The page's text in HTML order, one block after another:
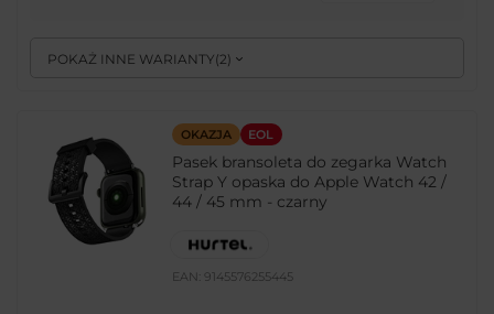
POKAŻ INNE WARIANTY(2)
OKAZJA EOL
Pasek bransoleta do zegarka Watch
Strap Y opaska do Apple Watch 42 /
44 / 45 mm - czarny
EAN: 9145576255445